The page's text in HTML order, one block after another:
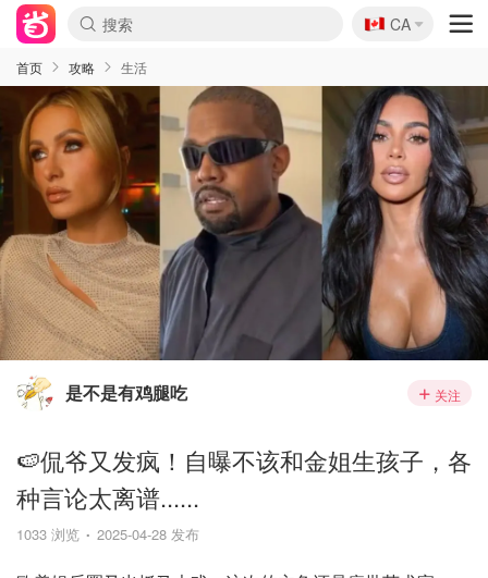
🇨🇦
CA
首页 攻略 生活
是不是有鸡腿吃 关注
🍉侃爷又发疯！自曝不该和金姐生孩子，各
种言论太离谱......
1033 浏览 2025-04-28 发布